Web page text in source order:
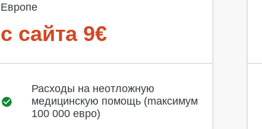
Европе
с сайта 9€
Расходы на неотложную
медицинскую помощь (mаксимум
100 000 евро)